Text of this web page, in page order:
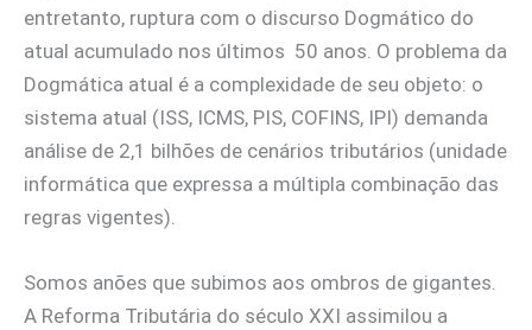
entretanto, ruptura com o discurso Dogmático do
atual acumulado nos últimos 50 anos. O problema da
Dogmática atual é a complexidade de seu objeto: o
sistema atual (ISS, ICMS, PIS, COFINS, IPI) demanda
análise de 2,1 bilhões de cenários tributários (unidade
informática que expressa a múltipla combinação das
regras vigentes).
Somos anões que subimos aos ombros de gigantes.
A Reforma Tributária do século XXI assimilou a